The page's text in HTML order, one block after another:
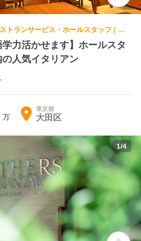
イタリアン, カフェ | レストランサービス・ホールスタッフ | ドンサバティーニ
学力活かせます】ホールスタ
人気イタリアン
東京都
大田区
1/4